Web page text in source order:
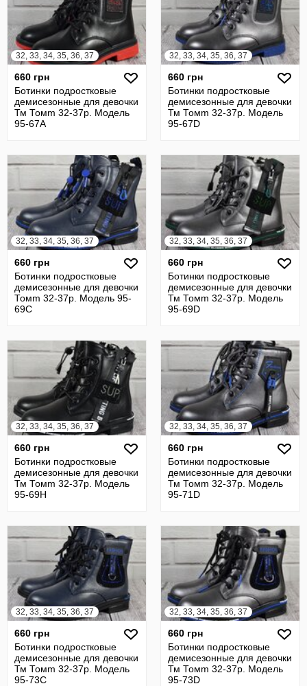
32, 33, 34, 35, 36, 37
660 грн
Ботинки подростковые
демисезонные для девочки
Тм Томm 32-37р. Модель
95-67А
32, 33, 34, 35, 36, 37
660 грн
Ботинки подростковые
демисезонные для девочки
Тм Томm 32-37р. Модель
95-67D
32, 33, 34, 35, 36, 37
660 грн
Ботинки подростковые
демисезонные для девочки
Томm 32-37р. Модель 95-
69С
32, 33, 34, 35, 36, 37
660 грн
Ботинки подростковые
демисезонные для девочки
Тм Томm 32-37р. Модель
95-69D
32, 33, 34, 35, 36, 37
660 грн
Ботинки подростковые
демисезонные для девочки
Тм Томm 32-37р. Модель
95-69H
32, 33, 34, 35, 36, 37
660 грн
Ботинки подростковые
демисезонные для девочки
Тм Томm 32-37р. Модель
95-71D
32, 33, 34, 35, 36, 37
660 грн
Ботинки подростковые
демисезонные для девочки
Тм Томm 32-37р. Модель
95-73C
32, 33, 34, 35, 36, 37
660 грн
Ботинки подростковые
демисезонные для девочки
Тм Томm 32-37р. Модель
95-73D